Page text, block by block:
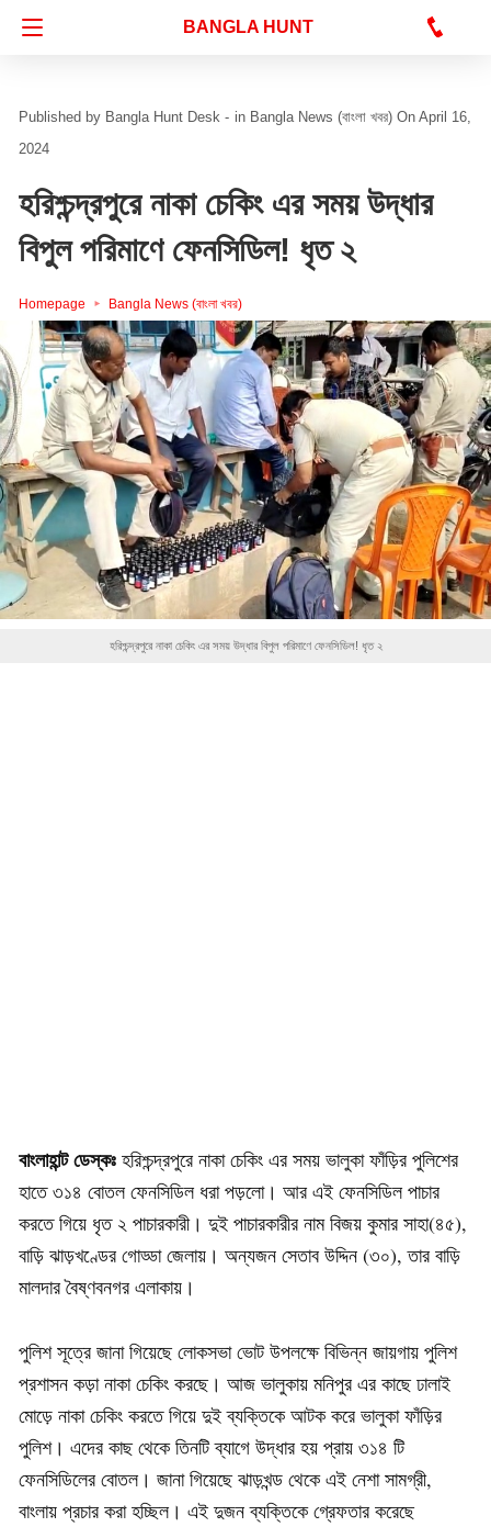
BANGLA HUNT
Bangla Hunt Desk - in Bangla News (বাংলা খবর) On April 16,
2024
হরিশ্চন্দ্রপুরে নাকা চেকিং এর সময় উদ্ধার
বিপুল পরিমাণে ফেনসিডিল! ধৃত ২
Homepage Bangla News (বাংলা খবর)
হরিশ্চন্দ্রপুরে নাকা চেকিং এর সময় উদ্ধার বিপুল পরিমাণে ফেনসিডিল! ধৃত ২
বাংলাহান্ট ডেস্কঃ হরিশ্চন্দ্রপুরে নাকা চেকিং এর সময় ভালুকা ফাঁড়ির পুলিশের
হাতে ৩১৪ বোতল ফেনসিডিল ধরা পড়লো। আর এই ফেনসিডিল পাচার
করতে গিয়ে ধৃত ২ পাচারকারী। দুই পাচারকারীর নাম বিজয় কুমার সাহা(৪৫),
বাড়ি ঝাড়খণ্ডের গোড্ডা জেলায়। অন্যজন সেতাব উদ্দিন (৩০), তার বাড়ি
মালদার বৈষ্ণবনগর এলাকায়।
পুলিশ সূত্রে জানা গিয়েছে লোকসভা ভোট উপলক্ষে বিভিন্ন জায়গায় পুলিশ
প্রশাসন কড়া নাকা চেকিং করছে। আজ ভালুকায় মনিপুর এর কাছে ঢালাই
মোড়ে নাকা চেকিং করতে গিয়ে দুই ব্যক্তিকে আটক করে ভালুকা ফাঁড়ির
পুলিশ। এদের কাছ থেকে তিনটি ব্যাগে উদ্ধার হয় প্রায় ৩১৪ টি
ফেনসিডিলের বোতল। জানা গিয়েছে ঝাড়খন্ড থেকে এই নেশা সামগ্রী,
বাংলায় প্রচার করা হচ্ছিল। এই দুজন ব্যক্তিকে গ্রেফতার করেছে